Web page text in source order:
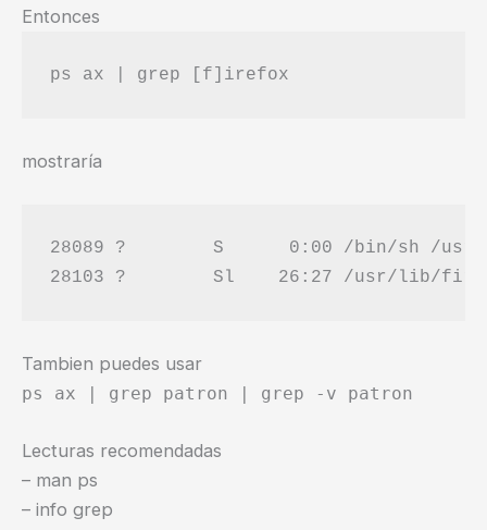
Entonces
ps ax | grep [f]irefox
mostraría
28089 ?        S      0:00 /bin/sh /
Tambien puedes usar
ps ax | grep patron | grep -v patron
Lecturas recomendadas
– man ps
– info grep